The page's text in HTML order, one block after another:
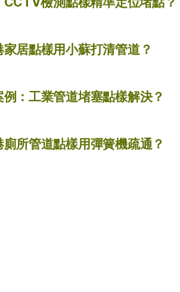
居點樣用小蘇打清管道？
：工業管道堵塞點樣解決？
所管道點樣用彈簧機疏通？